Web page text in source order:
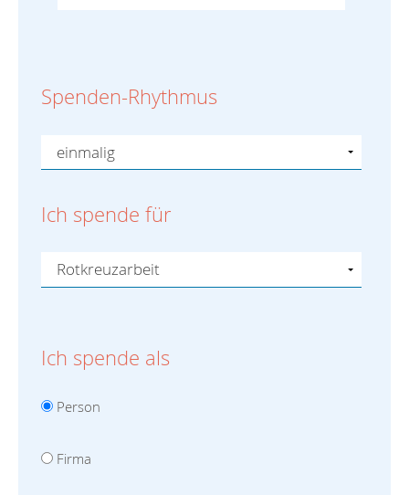
Spenden-Rhythmus
Ich spende für
Ich spende als
Person
Firma